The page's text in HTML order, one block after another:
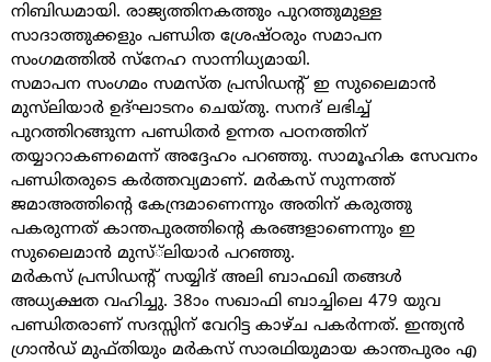
നിബിഡമായി. രാജ്യത്തിനകത്തും പുറത്തുമുള്ള
സാദാത്തുക്കളും പണ്ഡിത ശ്രേഷ്ഠരും സമാപന
സംഗമത്തിൽ സ്നേഹ സാന്നിധ്യമായി.
സമാപന സംഗമം സമസ്ത പ്രസിഡന്റ് ഇ സുലൈമാൻ
മുസ്‌ലിയാർ ഉദ്ഘാടനം ചെയ്തു. സനദ് ലഭിച്ച്
പുറത്തിറങ്ങുന്ന പണ്ഡിതർ ഉന്നത പഠനത്തിന്
തയ്യാറാകണമെന്ന് അദ്ദേഹം പറഞ്ഞു. സാമൂഹിക സേവനം
പണ്ഡിതരുടെ കർത്തവ്യമാണ്. മർകസ് സുന്നത്ത്
ജമാഅത്തിന്റെ കേന്ദ്രമാണെന്നും അതിന് കരുത്തു
പകരുന്നത് കാന്തപുരത്തിന്റെ കരങ്ങളാണെന്നും ഇ
സുലൈമാൻ മുസ്്ലിയാർ പറഞ്ഞു.
മർകസ് പ്രസിഡന്റ് സയ്യിദ് അലി ബാഫഖി തങ്ങൾ
അധ്യക്ഷത വഹിച്ചു. 38ാം സഖാഫി ബാച്ചിലെ 479 യുവ
പണ്ഡിതരാണ് സദസ്സിന് വേറിട്ട കാഴ്ച പകർന്നത്. ഇന്ത്യൻ
ഗ്രാൻഡ് മുഫ്തിയും മർകസ് സാരഥിയുമായ കാന്തപുരം എ